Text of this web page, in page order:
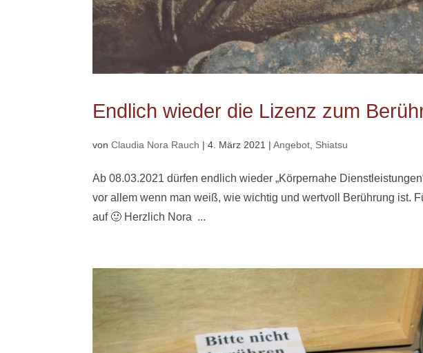
Endlich wieder die Lizenz zum
vonClaudia Nora Rauch |4. März 2021 |Angebot Shiatsu
Ab 08.03.2021 dürfen endlich wieder „Körpernahe
vor allem wenn man weiß, wie wichtig und wertvoll Berührung ist.
auf 🙂 Herzlich Nora ...